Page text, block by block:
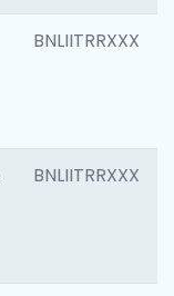
BNLIITRRXXX
BNLIITRRXXX